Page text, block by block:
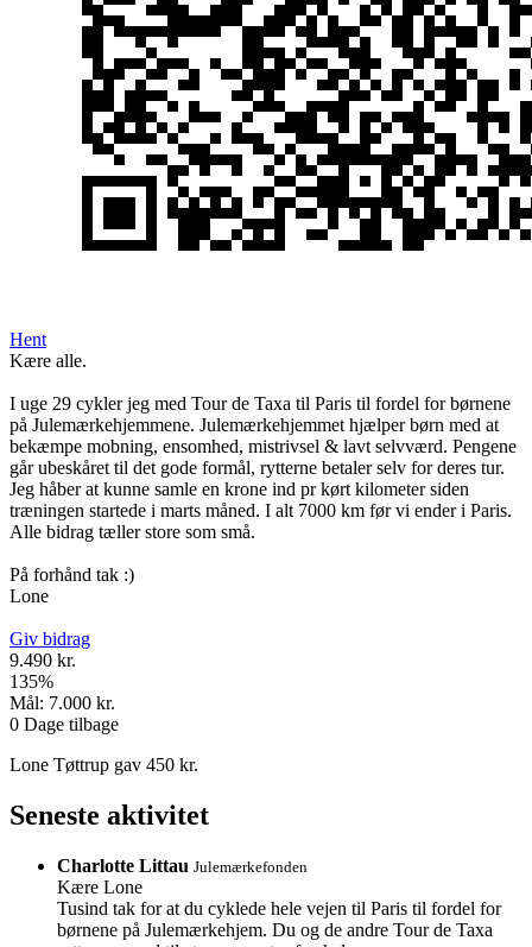
Hent
Kære alle.
I uge 29 cykler jeg med Tour de Taxa til Paris til fordel for børnene
på Julemærkehjemmene. Julemærkehjemmet hjælper børn med at
bekæmpe mobning, ensomhed, mistrivsel & lavt selvværd. Pengene
går ubeskåret til det gode formål, rytterne betaler selv for deres tur.
Jeg håber at kunne samle en krone ind pr kørt kilometer siden
træningen startede i marts måned. I alt 7000 km før vi ender i Paris.
Alle bidrag tæller store som små.
På forhånd tak :)
Lone
Giv bidrag
9.490 kr.
135%
Mål: 7.000 kr.
0 Dage tilbage
Lone Tøttrup gav 450 kr.
Seneste aktivitet
Charlotte Littau Julemærkefonden
Kære Lone
Tusind tak for at du cyklede hele vejen til Paris til fordel for
børnene på Julemærkehjem. Du og de andre Tour de Taxa